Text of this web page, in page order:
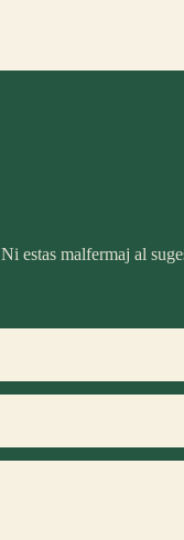
Ni estas malfermaj al